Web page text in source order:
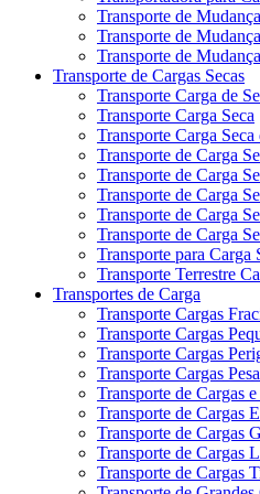
Transporte de Mudança
Transporte de
Transporte de
Transporte de Cargas Secas
Transporte Carga de
Transporte Carga Seca
Transporte Carga
Transporte de Carga
Transporte de Carga
Transporte de Carga
Transporte de Carga
Transporte de Carga
Transporte para Carga
Transporte Terrestre
Transportes de Carga
Transporte Cargas
Transporte Cargas
Transporte Cargas
Transporte Cargas
Transporte de Cargas
Transporte de Cargas
Transporte de Cargas
Transporte de Cargas
Transporte de Cargas